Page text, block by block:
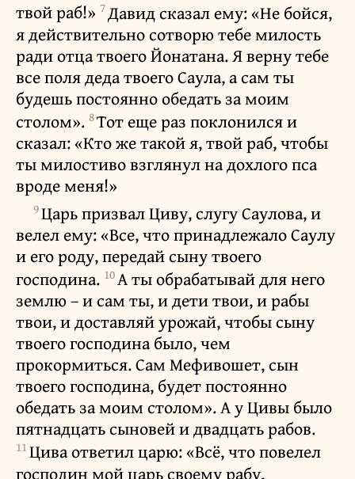
твой раб!» 7Давид сказал ему: «Не бойся,
я действительно сотворю тебе милость
ради отца твоего Йонатана. Я верну тебе
все поля деда твоего Саула, а сам ты
будешь постоянно обедать за моим
столом». 8Тот еще раз поклонился и
сказал: «Кто же такой я, твой раб, чтобы
ты милостиво взглянул на дохлого пса
вроде меня!»
9Царь призвал Циву, слугу Саулова, и
велел ему: «Все, что принадлежало Саулу
и его роду, передай сыну твоего
господина. 10А ты обрабатывай для него
землю – и сам ты, и дети твои, и рабы
твои, и доставляй урожай, чтобы сыну
твоего господина было, чем
прокормиться. Сам Мефивошет, сын
твоего господина, будет постоянно
обедать за моим столом». А у Цивы было
пятнадцать сыновей и двадцать рабов.
11Цива ответил царю: «Всё, что повелел
господин мой царь своему рабу,